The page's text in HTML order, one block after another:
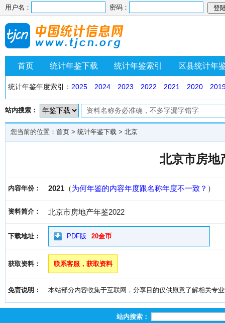
用户名： 密码：
首页 统计年鉴下载 统计年鉴索引 区县统计年
统计年鉴年度索引： 2025 2024 2023 2022 2021 2020
站内搜索：
您当前的位置： 首页 > 统计年鉴下载 > 北京
北京市房地
内容年份： 2021 （为何年鉴的内容年度跟名称年度不一致？ ）
资料简介： 北京市房地产年鉴2022
下载地址： PDF版 20金币
获取资料： 联系客服，获取资料
免责说明： 本站部分内容收集于互联网，分享目的仅供愿意了解相关专
站内搜索：